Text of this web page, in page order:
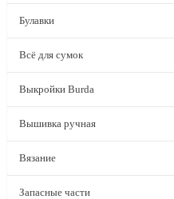
Булавки
Всё для сумок
Выкройки Burda
Вышивка ручная
Вязание
Запасные части